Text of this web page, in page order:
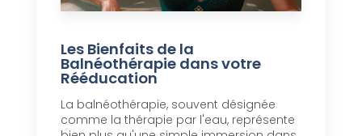
Les Bienfaits de la
Balnéothérapie dans votre
Rééducation
La balnéothérapie, souvent désignée
comme la thérapie par l'eau, représente